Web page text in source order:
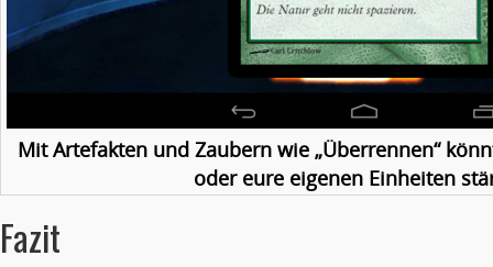
Mit Artefakten und Zaubern wie „Überrennen“
oder eure eigenen Einheiten
Fazit